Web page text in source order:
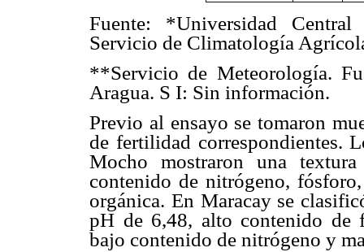
Fuente: *Universidad Central
Servicio de Climatología
**Servicio de Meteorología.
Aragua. S I: Sin información.
Previo al ensayo se tomaron
de fertilidad correspondientes.
Mocho mostraron una
contenido de nitrógeno,
orgánica. En Maracay se
pH de 6,48, alto contenido de
bajo contenido de nitrógeno y